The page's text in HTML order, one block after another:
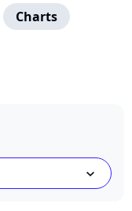
Charts
chevron_bot